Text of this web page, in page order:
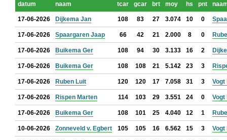
datum naam tcar gcar brt moy hs pnt
17-06-2026 Dijkema Jan 108 83 27 3.074 10 0
17-06-2026 Spaargaren Jaap 66 42 21 2.000 8 0
17-06-2026 Buikema Ger 108 94 30 3.133 16 2
17-06-2026 Buikema Ger 108 108 21 5.142 23 3
17-06-2026 Ruben Luit 120 120 17 7.058 31 3 Vogt
17-06-2026 Rispen Marten 114 103 29 3.551 24 0 Vogt
17-06-2026 Buikema Ger 108 101 25 4.040 12 1
10-06-2026 Zonneveld v. Egbert 105 105 16 6.562 15 3 Vogt